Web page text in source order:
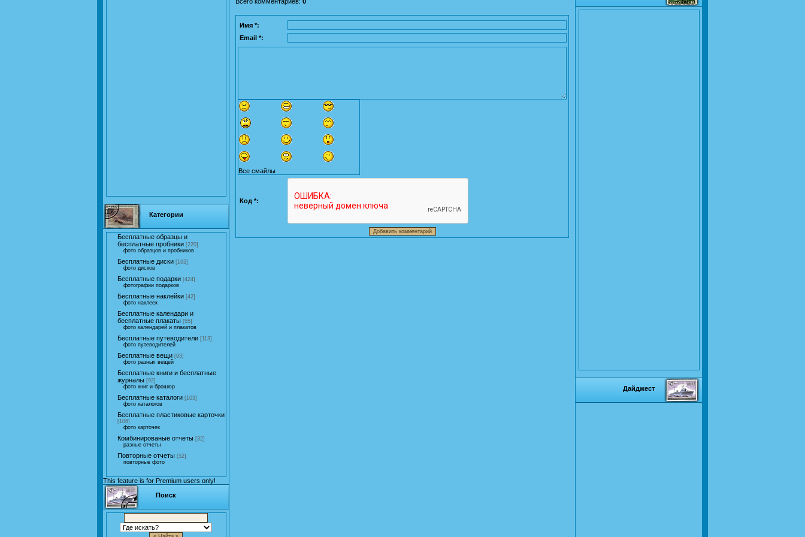
Категории
Бесплатные образцы и
бесплатные пробники [220]
фото образцов и пробников
Бесплатные диски [163]
фото дисков
Бесплатные подарки [424]
фотографии подарков
Бесплатные наклейки [42]
фото наклеек
Бесплатные календари и
бесплатные плакаты [55]
фото календарей и плакатов
Бесплатные путеводители [113]
фото путеводителей
Бесплатные вещи [93]
фото разных вещей
Бесплатные книги и бесплатные
журналы [92]
фото книг и брошюр
Бесплатные каталоги [103]
фото каталогов
Бесплатные пластиковые карточки
[106]
фото карточек
Комбинированые отчеты [32]
разные отчеты
Повторные отчеты [52]
повторные фото
This feature is for Premium users only!
Поиск
Имя *:
Email *:
Все смайлы
Код *:
Дайджест